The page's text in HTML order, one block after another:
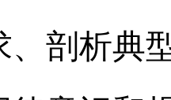
、剖析典